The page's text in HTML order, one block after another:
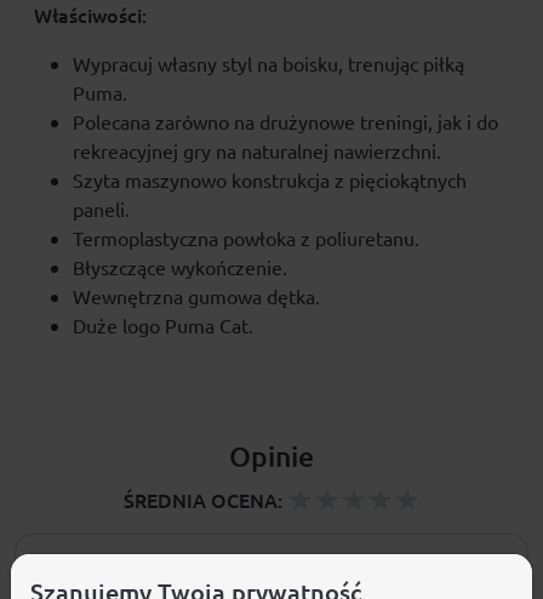
Właściwości:
Wypracuj własny styl na boisku, trenując piłką
Puma.
Polecana zarówno na drużynowe treningi, jak i do
rekreacyjnej gry na naturalnej nawierzchni.
Szyta maszynowo konstrukcja z pięciokątnych
paneli.
Termoplastyczna powłoka z poliuretanu.
Błyszczące wykończenie.
Wewnętrzna gumowa dętka.
Duże logo Puma Cat.
Opinie
ŚREDNIA OCENA:
Szanujemy Twoją prywatność